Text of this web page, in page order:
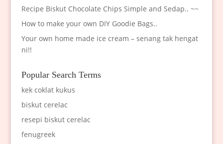
Recipe Biskut Chocolate Chips Simple and Sedap.. ~~
How to make your own DIY Goodie Bags..
Your own home made ice cream – senang tak hengat
ni!!
Popular Search Terms
kek coklat kukus
biskut cerelac
resepi biskut cerelac
fenugreek